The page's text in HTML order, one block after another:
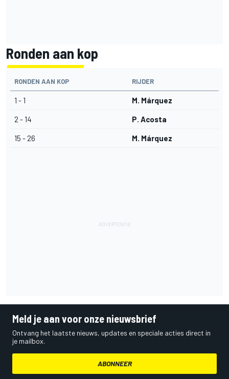
Ronden aan kop
RONDEN AAN KOP RIJDER
1 - 1 M. Márquez
2 - 14 P. Acosta
15 - 26 M. Márquez
Meld je aan voor onze nieuwsbrief
Ontvang het laatste nieuws, updates en speciale acties direct in
je mailbox.
ABONNEER